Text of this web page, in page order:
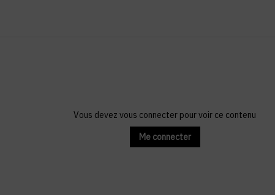
Vous devez vous connecter pour voir ce contenu
Me connecter